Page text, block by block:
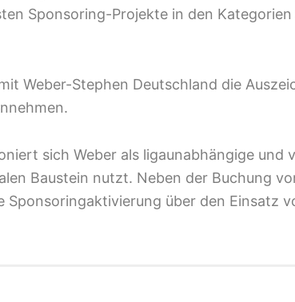
Sponsoring-Projekte in den
Weber-Stephen Deutschland die
sich Weber als ligaunabhängige
Baustein nutzt. Neben der Buchung
über den Einsatz